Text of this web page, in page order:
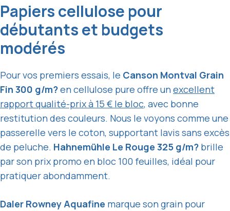
Papiers cellulose pour
débutants et budgets
modérés
Pour vos premiers essais, le Canson Montval Grain
Fin 300 g/m?en cellulose pure offre unexcellent
rapport qualité-prix à 15 € le bloc, avec bonne
restitution des couleurs. Nous le voyons comme une
passerelle vers le coton, supportant lavis sans excès
de peluche. Hahnemühle Le Rouge 325 g/m? brille
par son prix promo en bloc 100 feuilles, idéal pour
pratiquer abondamment.
Daler Rowney Aquafine marque son grain pour